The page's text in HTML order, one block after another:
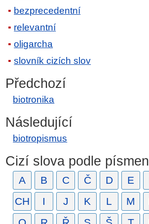
bezprecedentní
relevantní
oligarcha
slovník cizích slov
Předchozí
biotronika
Následující
biotropismus
Cizí slova podle písmen
A B C Č D E
CH
I J K L M